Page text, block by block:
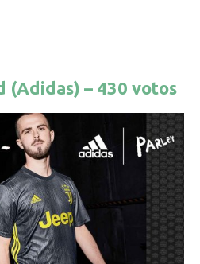
(Adidas) – 430 votos